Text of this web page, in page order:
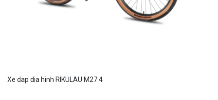
Xe dap dia hinh RIKULAU M27 4